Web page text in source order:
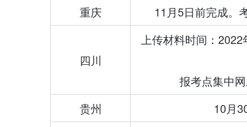
重庆
11月5日前完成。
四川
上传材料时间：
报考点集中
贵州
10月